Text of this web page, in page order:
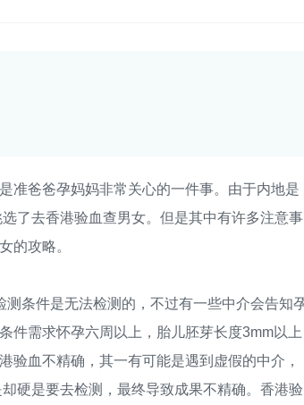
爸爸孕妈妈非常关心的一件事。由于内地是
了去香港验血查男女。但是其中有许多注意事
的攻略。
条件是无法检测的，不过有一些中介会告知
件需求怀孕六周以上，胎儿胚芽长度3mm以上
验血不精确，其一有可能是遇到虚假的中介，
硬是要去检测，最终导致成果不精确。香港验